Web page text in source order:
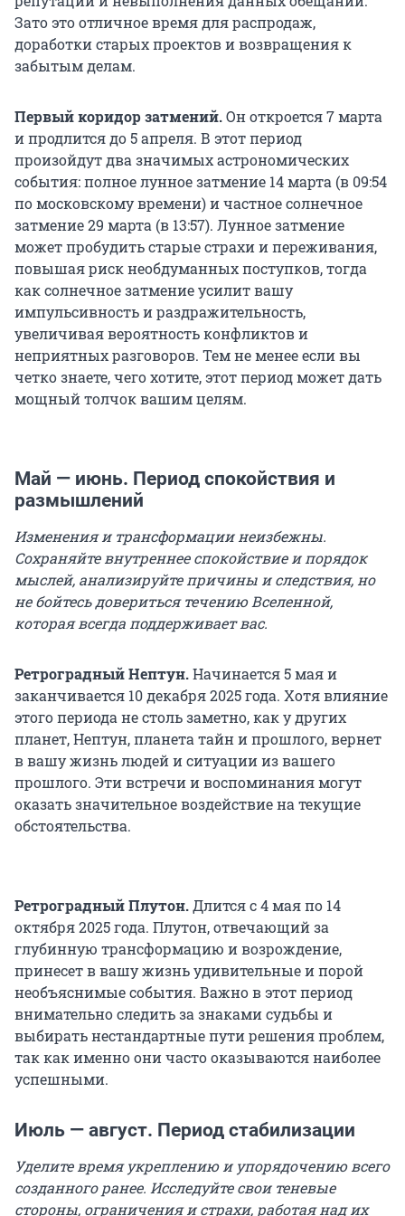
Зато это отличное время для распродаж,
доработки старых проектов и возвращения к
забытым делам.
Первый коридор затмений.Он откроется 7 марта
и продлится до 5 апреля. В этот период
произойдут два значимых астрономических
события: полное лунное затмение 14 марта (в 09:54
по московскому времени) и частное солнечное
затмение 29 марта (в 13:57). Лунное затмение
может пробудить старые страхи и переживания,
повышая риск необдуманных поступков, тогда
как солнечное затмение усилит вашу
импульсивность и раздражительность,
увеличивая вероятность конфликтов и
неприятных разговоров. Тем не менее если вы
четко знаете, чего хотите, этот период может дать
мощный толчок вашим целям.
Май — июнь. Период спокойствия и
размышлений
Изменения и трансформации неизбежны.
Сохраняйте внутреннее спокойствие и порядок
мыслей, анализируйте причины и следствия, но
не бойтесь довериться течению Вселенной,
которая всегда поддерживает вас.
Ретроградный Нептун.Начинается 5 мая и
заканчивается 10 декабря 2025 года. Хотя влияние
этого периода не столь заметно, как у других
планет, Нептун, планета тайн и прошлого, вернет
в вашу жизнь людей и ситуации из вашего
прошлого. Эти встречи и воспоминания могут
оказать значительное воздействие на текущие
обстоятельства.
Ретроградный Плутон.Длится с 4 мая по 14
октября 2025 года. Плутон, отвечающий за
глубинную трансформацию и возрождение,
принесет в вашу жизнь удивительные и порой
необъяснимые события. Важно в этот период
внимательно следить за знаками судьбы и
выбирать нестандартные пути решения проблем,
так как именно они часто оказываются наиболее
успешными.
Июль — август. Период стабилизации
Уделите время укреплению и упорядочению всего
созданного ранее. Исследуйте свои теневые
стороны, ограничения и страхи, работая над их